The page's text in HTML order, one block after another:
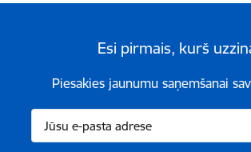
Esi pirmais, kurš
Piesakies jaunumu saņemšanai